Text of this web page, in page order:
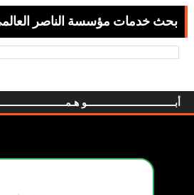
بحث خدمات مؤسسة الناصر
أبـــــــــــــــــــــــــــــــو